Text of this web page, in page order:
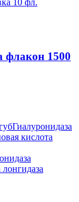
флакон 1500
Гиалуронидаза
кислота